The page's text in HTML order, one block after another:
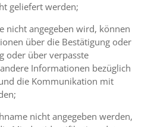
geliefert werden;
nicht angegeben wird, können
über die Bestätigung oder
oder über verpasste
Informationen bezüglich
die Kommunikation mit
nicht angegeben werden,